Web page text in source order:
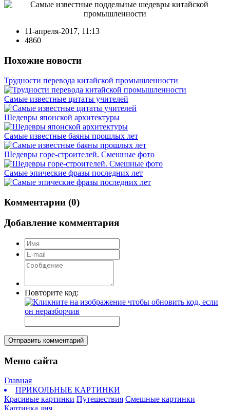
11-апреля-2017, 11:13
4860
Похожие новости
Трудности перевода китайской промышленности
Самые известные цитаты учителей
Шедевры японской архитектуры
Самые известные баяны прошлых лет
Шедевры горе-строителей. Смешные фото
Самые эпические фразы последних лет
Комментарии (0)
Добавление комментария
Повторите код:
Отправить комментарий
Меню сайта
Главная
ПРИКОЛЬНЫЕ КАРТИНКИ
Красивые картинки Путешествия Смешные картинки